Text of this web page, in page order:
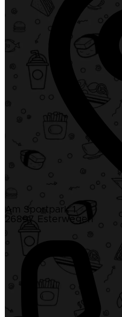
Am Sportpark 1
26897 Esterwegen